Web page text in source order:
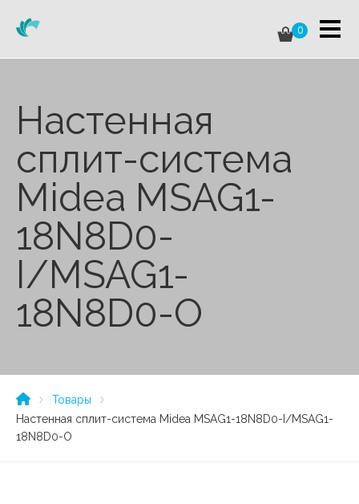
0
Настенная
сплит-система
Midea MSAG1-
18N8D0-
I/MSAG1-
18N8D0-O
Товары
Настенная сплит-система Midea MSAG1-18N8D0-I/MSAG1-
18N8D0-O